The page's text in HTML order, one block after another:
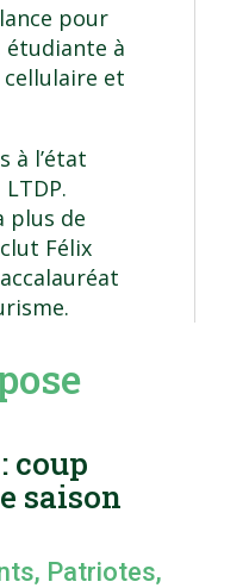
pour
étudiante à
et
à l’état
plus de
Félix
coup
saison
, Patriotes,